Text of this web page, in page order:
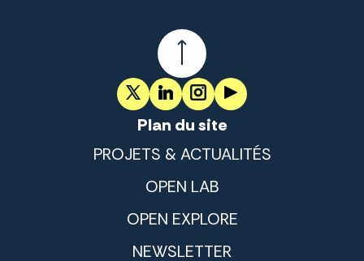
Plan du site
PROJETS & ACTUALITÉS
OPEN LAB
OPEN EXPLORE
NEWSLETTER